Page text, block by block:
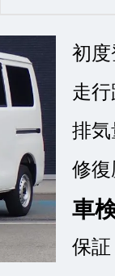
初
走
排気
修復
車
保証